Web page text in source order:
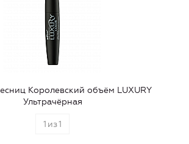
Королевский объём LUXURY
Ультрачёрная
1 из1